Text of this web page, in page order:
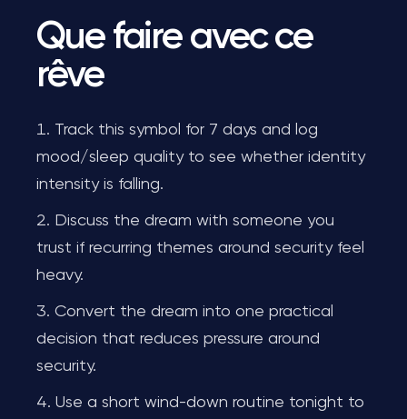
Que faire avec ce
rêve
Track this symbol for 7 days and log
mood/sleep quality to see whether identity
intensity is falling.
Discuss the dream with someone you
trust if recurring themes around security feel
heavy.
Convert the dream into one practical
decision that reduces pressure around
security.
Use a short wind-down routine tonight to